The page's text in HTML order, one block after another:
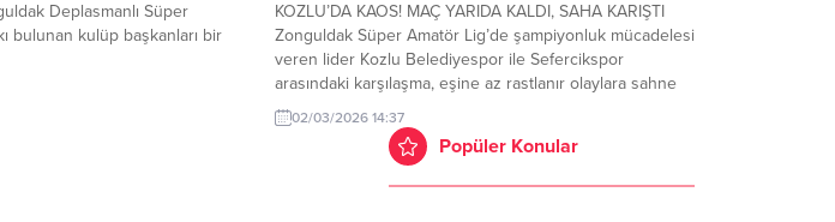
Deplasmanlı Süper
bulunan kulüp başkanları bir
KOZLU’DA KAOS! MAÇ YARIDA KALDI, SAHA KARIŞTI
Zonguldak Süper Amatör Lig’de şampiyonluk mücadelesi
veren lider Kozlu Belediyespor ile Sefercikspor
arasındaki karşılaşma, eşine az rastlanır olaylara sahne
oldu. Kırmızı kartlar, hakeme tepki ve oyuncu sayısının
6’ya düşmesiyle maç 49. dakikada tatil edildi. Kozlu
Sahası’nda dün (1 Mart Pazar) oynanan müsabaka,
02/03/2026 14:37
Popüler Konular